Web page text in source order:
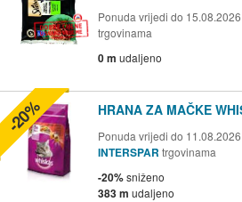
Ponuda vrijedi do
trgovinama
0 m udaljeno
HRANA ZA MAČKE
Ponuda vrijedi do
INTERSPAR trgovinama
-20%sniženo
383 m udaljeno
-20%